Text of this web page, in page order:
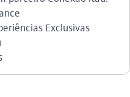
Exclusivas